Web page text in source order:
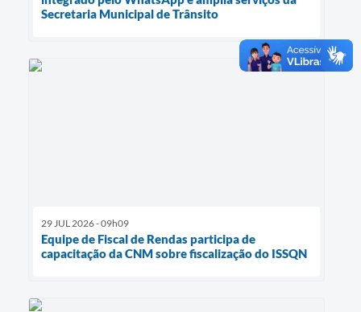
Secretaria Municipal de Trânsito
29 JUL 2026 - 09h09
Equipe de Fiscal de Rendas participa de
capacitação da CNM sobre fiscalização do ISSQN